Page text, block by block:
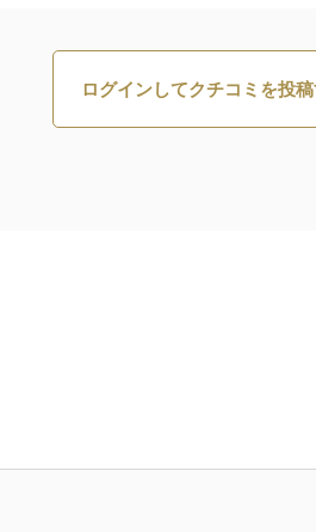
ログインしてクチコミを投